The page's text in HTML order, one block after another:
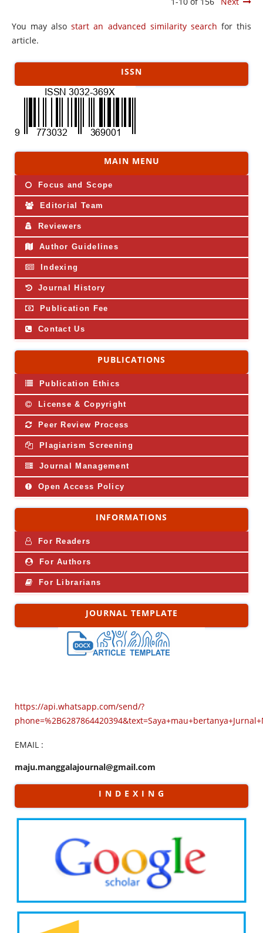
You may alsostart an advanced similarity search for this
article.
ISSN
MAIN MENU
Focus and Scope
Editorial Team
Reviewers
Author Guidelines
Indexing
Journal History
Publication Fee
Contact Us
PUBLICATIONS
Publication Ethics
License & Copyright
Peer Review Process
Plagiarism Screening
Journal Management
Open Access Policy
INFORMATIONS
For Readers
For Authors
For Librarians
JOURNAL TEMPLATE
https://api.whatsapp.com/send/?
EMAIL :
maju.manggalajournal@gmail.com
I N D E X I N G